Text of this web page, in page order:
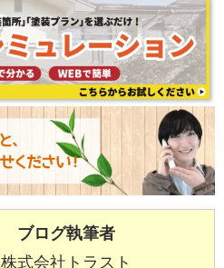
ブログ執筆者
株式会社トラスト